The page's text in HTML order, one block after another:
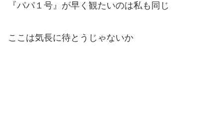
『パパ１号』が早く観たいのは私も同じ
ここは気長に待とうじゃないか